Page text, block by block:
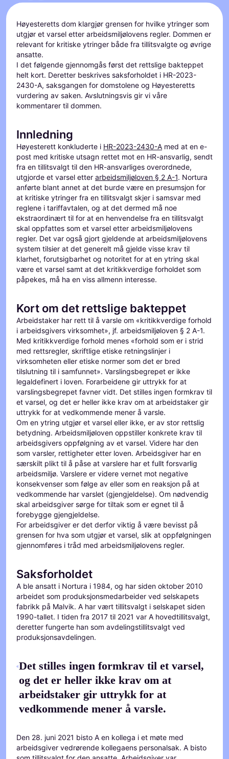
Høyesteretts dom klargjør grensen for hvilke ytringer som
utgjør et varsel etter arbeidsmiljølovens regler. Dommen er
relevant for kritiske ytringer både fra tillitsvalgte og øvrige
ansatte.
I det følgende gjennomgås først det rettslige bakteppet
helt kort. Deretter beskrives saksforholdet i HR-2023-
2430-A, saksgangen for domstolene og Høyesteretts
vurdering av saken. Avslutningsvis gir vi våre
kommentarer til dommen.
Innledning
Høyesterett konkluderte i HR-2023-2430-A med at en e-
post med kritiske utsagn rettet mot en HR-ansvarlig, sendt
fra en tillitsvalgt til den HR-ansvarliges overordnede,
utgjorde et varsel etter arbeidsmiljøloven § 2 A-1. Nortura
anførte blant annet at det burde være en presumsjon for
at kritiske ytringer fra en tillitsvalgt skjer i samsvar med
reglene i tariffavtalen, og at det dermed må noe
ekstraordinært til for at en henvendelse fra en tillitsvalgt
skal oppfattes som et varsel etter arbeidsmiljølovens
regler. Det var også gjort gjeldende at arbeidsmiljølovens
system tilsier at det generelt må gjelde visse krav til
klarhet, forutsigbarhet og notoritet for at en ytring skal
være et varsel samt at det kritikkverdige forholdet som
påpekes, må ha en viss allmenn interesse.
Kort om det rettslige bakteppet
Arbeidstaker har rett til å varsle om «kritikkverdige forhold
i arbeidsgivers virksomhet», jf. arbeidsmiljøloven § 2 A-1.
Med kritikkverdige forhold menes «forhold som er i strid
med rettsregler, skriftlige etiske retningslinjer i
virksomheten eller etiske normer som det er bred
tilslutning til i samfunnet». Varslingsbegrepet er ikke
legaldefinert i loven. Forarbeidene gir uttrykk for at
varslingsbegrepet favner vidt. Det stilles ingen formkrav til
et varsel, og det er heller ikke krav om at arbeidstaker gir
uttrykk for at vedkommende mener å varsle.
Om en ytring utgjør et varsel eller ikke, er av stor rettslig
betydning. Arbeidsmiljøloven oppstiller konkrete krav til
arbeidsgivers oppfølgning av et varsel. Videre har den
som varsler, rettigheter etter loven. Arbeidsgiver har en
særskilt plikt til å påse at varslere har et fullt forsvarlig
arbeidsmiljø. Varslere er videre vernet mot negative
konsekvenser som følge av eller som en reaksjon på at
vedkommende har varslet (gjengjeldelse). Om nødvendig
skal arbeidsgiver sørge for tiltak som er egnet til å
forebygge gjengjeldelse.
For arbeidsgiver er det derfor viktig å være bevisst på
grensen for hva som utgjør et varsel, slik at oppfølgningen
gjennomføres i tråd med arbeidsmiljølovens regler.
Saksforholdet
A ble ansatt i Nortura i 1984, og har siden oktober 2010
arbeidet som produksjonsmedarbeider ved selskapets
fabrikk på Malvik. A har vært tillitsvalgt i selskapet siden
1990-tallet. I tiden fra 2017 til 2021 var A hovedtillitsvalgt,
deretter fungerte han som avdelingstillitsvalgt ved
produksjonsavdelingen.
Det stilles ingen formkrav til et varsel,
og det er heller ikke krav om at
arbeidstaker gir uttrykk for at
vedkommende mener å varsle.
Den 28. juni 2021 bisto A en kollega i et møte med
arbeidsgiver vedrørende kollegaens personalsak. A bisto